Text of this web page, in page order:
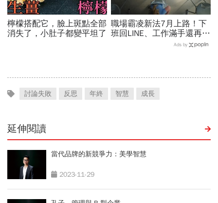
檸檬搭配它，臉上斑點全部
消失了，小肚子都變平坦了
職場霸凌新法7月上路！下
班回LINE、工作滿手還再
加…最容易踩的「7條紅
Ads by
討論失敗 反思 年終 智慧 成長
延伸閱讀
當代品牌的新競爭力：美學智慧
2023-11-29